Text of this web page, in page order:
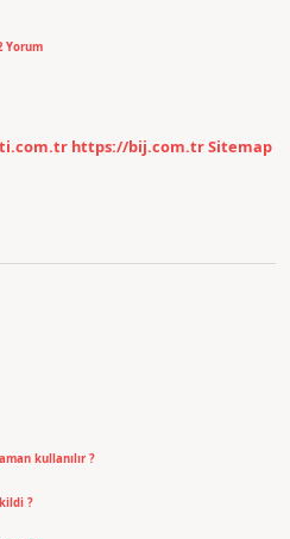
Yorum
https://bij.com.trSitemap
kullanılır ?
?